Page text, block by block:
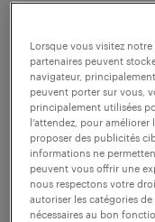
technicien de
cognac,
intérim
13,19 € par
Lorsque vous visitez
partenaires peuvent
navigateur,
peuvent porter sur vous,
principalement utilisées
l’attendez, pour
proposer des publicités
informations ne
peuvent vous offrir une
nous respectons votre
autoriser les catégories
nécessaires au bon